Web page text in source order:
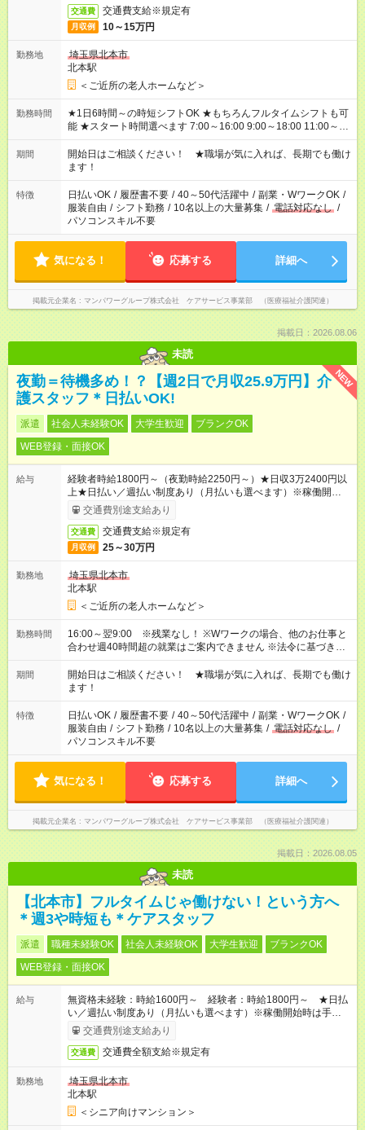
交通費 交通費支給※規定有
月収例 10～15万円
勤務地
埼玉県北本市
北本駅
＜ご近所の老人ホームなど＞
勤務時間
★1日6時間～の時短シフトOK ★もちろんフルタイムシフトも可
能 ★スタート時間選べます 7:00～16:00 9:00～18:00 11:00～
20:00 など 残業なし！ ※Wワークの場合、他のお仕事と合わせ
週40時間超の就業はご案内できません ※法令に基づき、週20時
間以上勤務は社会保険への加入対象となります ※労働者派遣法
（日雇い派遣の原則禁止）により、短時間・短期間の就業はご
案内が難しい場合があります
期間
開始日はご相談ください！ ★職場が気に入れば、長期でも働け
ます！
特徴 日払いOK / 履歴書不要 / 40～50代活躍中 / 副業・WワークOK /
服装自由 / シフト勤務 / 10名以上の大量募集 / 電話対応なし /
パソコンスキル不要
気になる！ 応募する 詳細へ
掲載元企業名 マンパワーグループ株式会社 ケアサービス事業部 （医療福祉介護関連）
掲載日：2026.08.06
未読
NEW
夜勤＝待機多め！？【週2日で月収25.9万円】介
護スタッフ＊日払いOK!
派遣 社会人未経験OK 大学生歓迎
ブランクOK
WEB登録・面接OK
給与
経験者時給1800円～（夜勤時給2250円～）★日収3万2400円以
上★日払い／週払い制度あり（月払いも選べます）※稼働開始時
は手続き完了次第のお支払いとなります。
交通費別途支給あり
交通費 交通費支給※規定有
月収例 25～30万円
勤務地
埼玉県北本市
北本駅
＜ご近所の老人ホームなど＞
勤務時間
16:00～翌9:00 ※残業なし！ ※Wワークの場合、他のお仕事と
合わせ週40時間超の就業はご案内できません ※法令に基づき、
週20時間以上勤務は社会保険への加入対象となります ※労働者
派遣法（日雇い派遣の原則禁止）により、短時間・短期間の就
業はご案内が難しい場合があります
期間
開始日はご相談ください！ ★職場が気に入れば、長期でも働け
ます！
特徴 日払いOK / 履歴書不要 / 40～50代活躍中 / 副業・WワークOK /
服装自由 / シフト勤務 / 10名以上の大量募集 / 電話対応なし /
パソコンスキル不要
気になる！ 応募する 詳細へ
掲載元企業名 マンパワーグループ株式会社 ケアサービス事業部 （医療福祉介護関連）
掲載日：2026.08.05
未読
【北本市】フルタイムじゃ働けない！という方へ
＊週3や時短も＊ケアスタッフ
派遣 職種未経験OK 社会人未経験OK 大学生歓迎
ブランクOK
WEB登録・面接OK
給与
無資格未経験：時給1600円～ 経験者：時給1800円～ ★日払
い／週払い制度あり（月払いも選べます）※稼働開始時は手続き
完了次第のお支払いとなります。
交通費別途支給あり
交通費 交通費全額支給※規定有
勤務地
埼玉県北本市
北本駅
＜シニア向けマンション＞